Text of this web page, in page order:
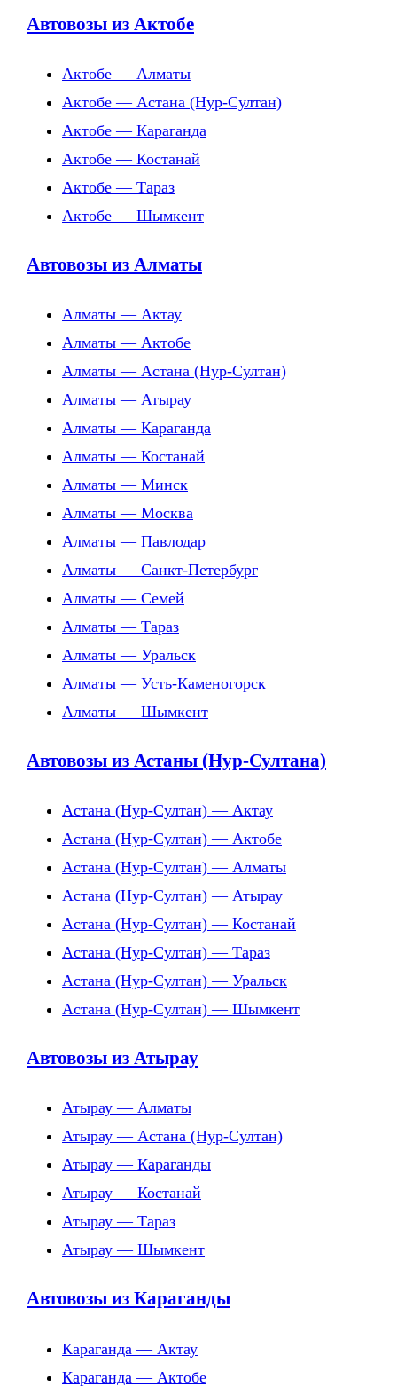
Автовозы из Актобе
Актобе — Алматы
Актобе — Астана (Нур-Султан)
Актобе — Караганда
Актобе — Костанай
Актобе — Тараз
Актобе — Шымкент
Автовозы из Алматы
Алматы — Актау
Алматы — Актобе
Алматы — Астана (Нур-Султан)
Алматы — Атырау
Алматы — Караганда
Алматы — Костанай
Алматы — Минск
Алматы — Москва
Алматы — Павлодар
Алматы — Санкт-Петербург
Алматы — Семей
Алматы — Тараз
Алматы — Уральск
Алматы — Усть-Каменогорск
Алматы — Шымкент
Автовозы из Астаны (Нур-Султана)
Астана (Нур-Султан) — Актау
Астана (Нур-Султан) — Актобе
Астана (Нур-Султан) — Алматы
Астана (Нур-Султан) — Атырау
Астана (Нур-Султан) — Костанай
Астана (Нур-Султан) — Тараз
Астана (Нур-Султан) — Уральск
Астана (Нур-Султан) — Шымкент
Автовозы из Атырау
Атырау — Алматы
Атырау — Астана (Нур-Султан)
Атырау — Караганды
Атырау — Костанай
Атырау — Тараз
Атырау — Шымкент
Автовозы из Караганды
Караганда — Актау
Караганда — Актобе